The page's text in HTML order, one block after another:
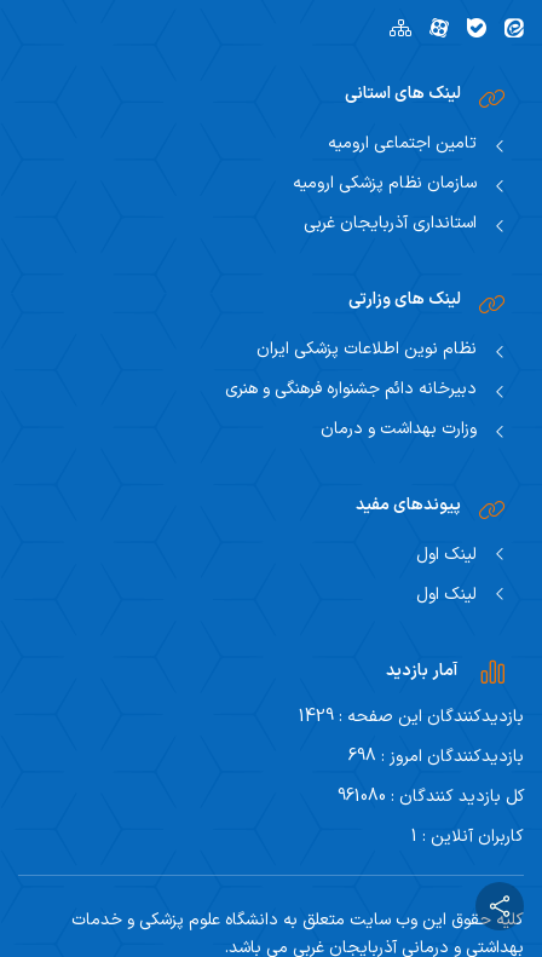
لینک های استانی
تامین اجتماعی ارومیه
سازمان نظام پزشکی ارومیه
استانداری آذربایجان غربی
لینک های وزارتی
نظام نوین اطلاعات پزشکی ایران
دبیرخانه دائم جشنواره فرهنگی و هنری
وزارت بهداشت و درمان
پیوندهای مفید
لینک اول
لینک اول
آمار بازدید
بازدیدکنندگان این صفحه : 1429
بازدیدکنندگان امروز : 698
کل بازدید کنندگان : 961080
کاربران آنلاین : 1
کلیه حقوق این وب سایت متعلق به دانشگاه علوم پزشکی و خدمات
بهداشتی و درمانی آذربایجان غربی می باشد.